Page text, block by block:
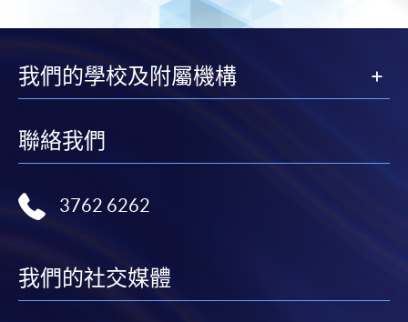
我們的學校及附屬機構
聯絡我們
3762 6262
我們的社交媒體